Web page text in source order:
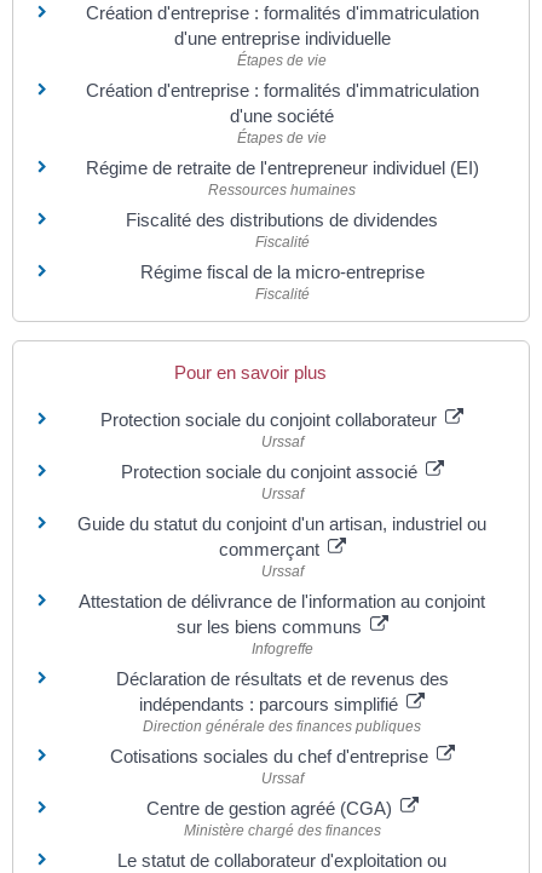
Création d'entreprise : formalités d'immatriculation
d'une entreprise individuelle
Étapes de vie
Création d'entreprise : formalités d'immatriculation
d'une société
Étapes de vie
Régime de retraite de l'entrepreneur individuel (EI)
Ressources humaines
Fiscalité des distributions de dividendes
Fiscalité
Régime fiscal de la micro-entreprise
Fiscalité
Pour en savoir plus
Protection sociale du conjoint collaborateur
Urssaf
Protection sociale du conjoint associé
Urssaf
Guide du statut du conjoint d'un artisan, industriel ou
commerçant
Urssaf
Attestation de délivrance de l'information au conjoint
sur les biens communs
Infogreffe
Déclaration de résultats et de revenus des
indépendants : parcours simplifié
Direction générale des finances publiques
Cotisations sociales du chef d'entreprise
Urssaf
Centre de gestion agréé (CGA)
Ministère chargé des finances
Le statut de collaborateur d'exploitation ou